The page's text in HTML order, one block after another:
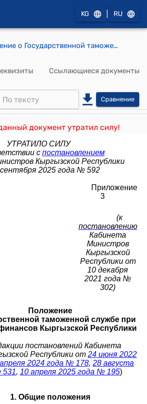
KG RU
Положение о Государственной таможенной службе при Министерстве финансов Кыргызской Республики (к постановлению Кабинета Министров Кыргызской Республики от 10 декабря 2021 года № 302) приложение 3
Ссылающиеся документы
Сравнение
документ утратил силу!